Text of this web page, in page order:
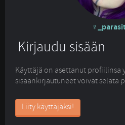
Kirjaudu sisään
Käyttäjä on asettanut profiilinsa
sisäänkirjautuneet voivat selata
Liity käyttäjäksi!